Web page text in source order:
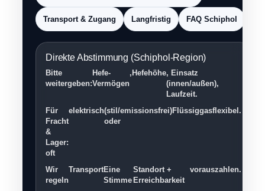
Transport & Zugang Langfristig FAQ Schiphol
Direkte Abstimmung (Schiphol-Region)
Bitte
weitergeben:
Hefe-
Vermögen
, Hefehöhe, Einsatz
(innen/außen),
Laufzeit.
Für
Fracht
&
Lager:
oft
elektrisch(stil/emissionsfrei)
oder
Flüssiggasflexibel.
Wir
regeln
TransportEine
Stimme
Standort +
Erreichbarkeit
vorauszahlen.